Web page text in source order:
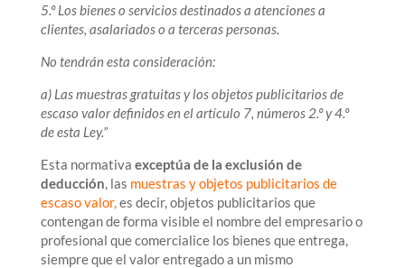
5.ºLos bienes o servicios destinados a atenciones a
clientes, asalariados o a terceras personas.
No tendrán esta consideración:
a) Las muestras gratuitas y los objetos publicitarios de
escaso valor definidos en el artículo 7, números 2.º y 4.º
de esta Ley.”
Esta normativa exceptúa de la exclusión de
deducción, las muestras y objetos publicitarios de
escaso valor,es decir, objetos publicitarios que
contengan de forma visible el nombre del empresario o
profesional que comercialice los bienes que entrega,
siempre que el valor entregado a un mismo